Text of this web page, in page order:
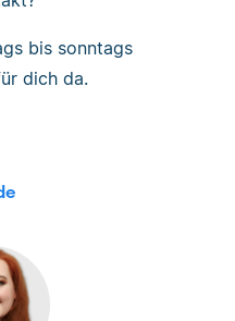
bis sonntags
dich da.